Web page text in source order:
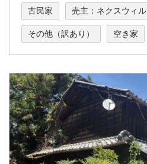
古民家 売主：ネクスウィル
その他（訳あり） 空き家